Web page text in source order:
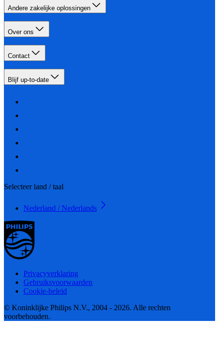
Andere zakelijke oplossingen
Over ons
Contact
Blijf up-to-date
Selecteer land / taal
Nederland / Nederlands
Privacyverklaring
Gebruiksvoorwaarden
Cookie-beleid
© Koninklijke Philips N.V., 2004 - 2026. Alle rechten
voorbehouden.